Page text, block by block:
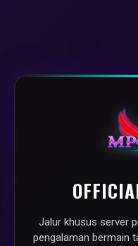
Jalur khusus server
pengalaman bermain